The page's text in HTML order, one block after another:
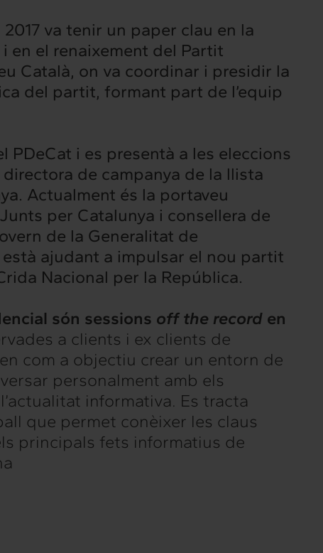
Intermèdia
Confidencial
va tenir un paper clau en la
en el renaixement del Partit
Català, on va coordinar i presidir la
del partit, formant part de l’equip
PDeCat i es presentà a les eleccions
de campanya de la llista
Actualment és la portaveu
per Catalunya i consellera de
de la Generalitat de
està ajudant a impulsar el nou partit
Nacional per la República.
són sessions off the record en
a clients i ex clients de
com a objectiu crear un entorn de
personalment amb els
informativa. Es tracta
que permet conèixer les claus
principals fets informatius de